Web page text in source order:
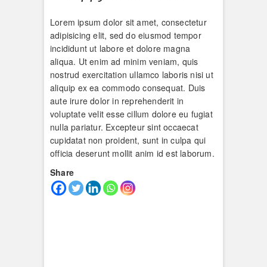
Lorem ipsum dolor sit amet, consectetur
adipisicing elit, sed do eiusmod tempor
incididunt ut labore et dolore magna
aliqua. Ut enim ad minim veniam, quis
nostrud exercitation ullamco laboris nisi ut
aliquip ex ea commodo consequat. Duis
aute irure dolor in reprehenderit in
voluptate velit esse cillum dolore eu fugiat
nulla pariatur. Excepteur sint occaecat
cupidatat non proident, sunt in culpa qui
officia deserunt mollit anim id est laborum.
Share